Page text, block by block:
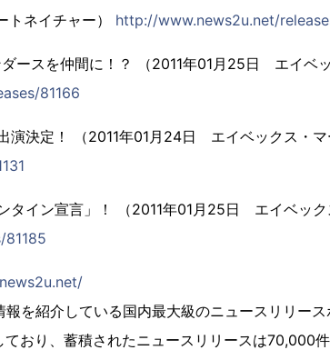
ネイチャー） http://www.news2u.net/
ースを仲間に！？ （2011年01月25日 エイベ
81166
演決定！ （2011年01月24日 エイベックス・
タイン宣言」！ （2011年01月25日 エイベッ
を紹介している国内最大級のニュースリリー
おり、蓄積されたニュースリリースは70,000